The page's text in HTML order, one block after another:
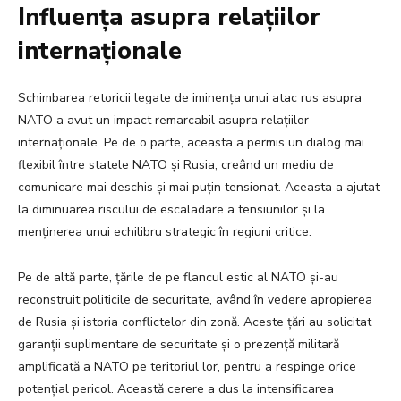
Influența asupra relațiilor
internaționale
Schimbarea retoricii legate de iminența unui atac rus asupra
NATO a avut un impact remarcabil asupra relațiilor
internaționale. Pe de o parte, aceasta a permis un dialog mai
flexibil între statele NATO și Rusia, creând un mediu de
comunicare mai deschis și mai puțin tensionat. Aceasta a ajutat
la diminuarea riscului de escaladare a tensiunilor și la
menținerea unui echilibru strategic în regiuni critice.
Pe de altă parte, țările de pe flancul estic al NATO și-au
reconstruit politicile de securitate, având în vedere apropierea
de Rusia și istoria conflictelor din zonă. Aceste țări au solicitat
garanții suplimentare de securitate și o prezență militară
amplificată a NATO pe teritoriul lor, pentru a respinge orice
potențial pericol. Această cerere a dus la intensificarea